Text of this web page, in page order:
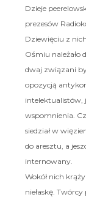
Dzieje
prezesów
Dziewięciu z
Ośmiu należało
dwaj związani
opozycją
intelektualistów,
wspomnienia.
siedział w
do aresztu, a
internowany.
Wokół nich
niełaskę.